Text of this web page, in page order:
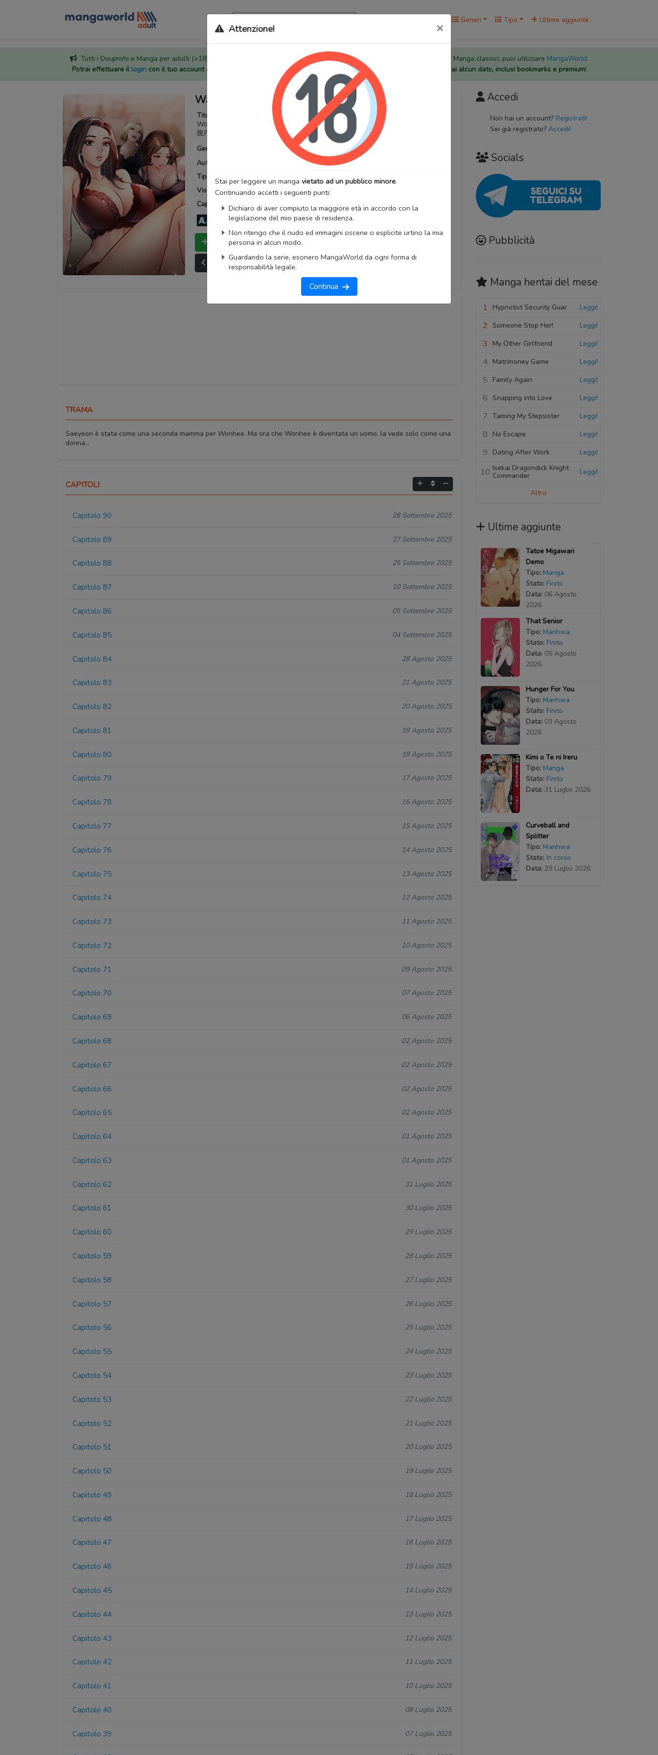
Generi Tipo Ultime aggiunte
Tutti i Doujinshi e Manga per adulti (+18) sono stati trasferiti sul nostro nuovo sito ( mangaworldadult.net ); invece, per i Manga classici, puoi utilizzare MangaWorld.
Potrai effettuare il logincon il tuo account di MangaWorld tutti i dati sono condivisitra i due siti, quindi non perderai alcun dato, inclusi bookmarks e premium!
Attenzione! ×
Stai per leggere un manga vietato ad un pubblico minore.
Continuando accetti i seguenti punti:
Dichiaro di aver compiuto la maggiore età in accordo con la
legislazione del mio paese di residenza.
Non ritengo che il nudo ed immagini oscene o esplicite urtino la mia
persona in alcun modo.
Guardando la serie, esonero MangaWorld da ogni forma di
responsabilità legale.
Continua
Wait, I'm a Married Woman!
Titoli alternativi:
A married woman's deviation, Mais je suis mariée, Married
Woman's Deviation, The Shameless Wife, Wait, I’m a Married Woman, 脱轨关系 /
脫序人妻, 유부녀의 일탈, Aspetta, sono sposata!
Generi:
Maturo Seinen
Autore: Artista:
Tipo:
Manhwa Stato:Finito
Visualizzazioni:1181912
Capitoli totali: 90 Fansub:MWA Special
AniList
MangaUpdates
Bookmark Lista capitoli
Ultimo capitolo
Primo capitolo
TRAMA
Saeyeon è stata come una seconda mamma per Wonhee. Ma ora che Wonhee è diventata un uomo, la vede solo come una
donna...
CAPITOLI
Capitolo 90 28 Settembre 2025
Capitolo 89 27 Settembre 2025
Capitolo 88 25 Settembre 2025
Capitolo 87 10 Settembre 2025
Capitolo 86 05 Settembre 2025
Capitolo 85 04 Settembre 2025
Capitolo 84 28 Agosto 2025
Capitolo 83 21 Agosto 2025
Capitolo 82 20 Agosto 2025
Capitolo 81 19 Agosto 2025
Capitolo 80 18 Agosto 2025
Capitolo 79 17 Agosto 2025
Capitolo 78 16 Agosto 2025
Capitolo 77 15 Agosto 2025
Capitolo 76 14 Agosto 2025
Capitolo 75 13 Agosto 2025
Capitolo 74 12 Agosto 2025
Capitolo 73 11 Agosto 2025
Capitolo 72 10 Agosto 2025
Capitolo 71 09 Agosto 2025
Capitolo 70 07 Agosto 2025
Capitolo 69 06 Agosto 2025
Capitolo 68 02 Agosto 2025
Capitolo 67 02 Agosto 2025
Capitolo 66 02 Agosto 2025
Capitolo 65 02 Agosto 2025
Capitolo 64 01 Agosto 2025
Capitolo 63 01 Agosto 2025
Capitolo 62 31 Luglio 2025
Capitolo 61 30 Luglio 2025
Capitolo 60 29 Luglio 2025
Capitolo 59 28 Luglio 2025
Capitolo 58 27 Luglio 2025
Capitolo 57 26 Luglio 2025
Capitolo 56 25 Luglio 2025
Capitolo 55 24 Luglio 2025
Capitolo 54 23 Luglio 2025
Capitolo 53 22 Luglio 2025
Capitolo 52 21 Luglio 2025
Capitolo 51 20 Luglio 2025
Capitolo 50 19 Luglio 2025
Capitolo 49 18 Luglio 2025
Capitolo 48 17 Luglio 2025
Capitolo 47 16 Luglio 2025
Capitolo 46 15 Luglio 2025
Capitolo 45 14 Luglio 2025
Capitolo 44 13 Luglio 2025
Capitolo 43 12 Luglio 2025
Capitolo 42 11 Luglio 2025
Capitolo 41 10 Luglio 2025
Capitolo 40 08 Luglio 2025
Capitolo 39 07 Luglio 2025
Accedi
Non hai un account? Registrati!
Sei già registrato? Accedi!
Socials
Pubblicità
Manga hentai del mese
1 Hypnotist Security Guar Leggi!
2 Someone Stop Her! Leggi!
3 My Other Girlfriend Leggi!
4 Matrimoney Game Leggi!
5 Family Again Leggi!
6 Snapping into Love Leggi!
7 Taming My Stepsister Leggi!
8 No Escape Leggi!
9 Dating After Work Leggi!
10 Isekai Dragondick Knight
Commander
Leggi!
Altro
Ultime aggiunte
Tatoe Migawari
Demo
Tipo: Manga
Stato: Finito
Data: 06 Agosto
2026
That Senior
Tipo: Manhwa
Stato: Finito
Data: 05 Agosto
2026
Hunger For You
Tipo: Manhwa
Stato: Finito
Data: 03 Agosto
2026
Kimi o Te ni Ireru
Tipo: Manga
Stato: Finito
Data: 31 Luglio 2026
Curveball and
Splitter
Tipo: Manhwa
Stato: In corso
Data: 29 Luglio 2026